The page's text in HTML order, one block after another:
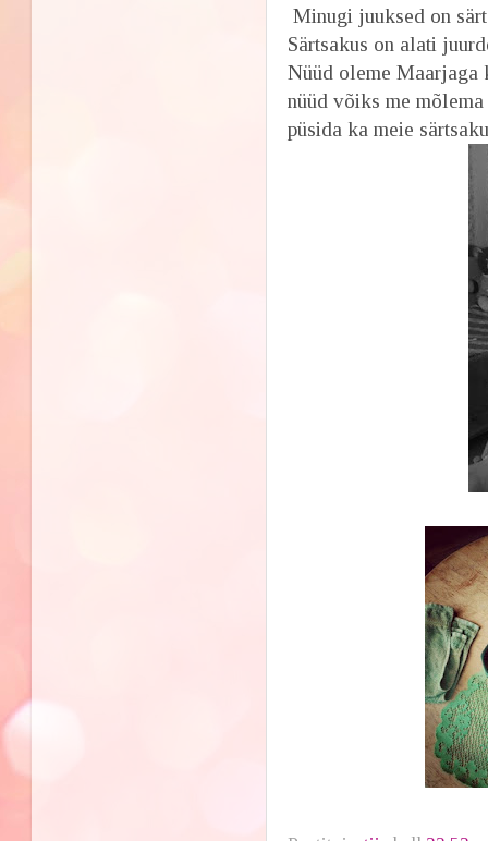
Minugi juuksed on
Särtsakus on alati
Nüüd oleme Maarjaga
nüüd võiks me
püsida ka meie